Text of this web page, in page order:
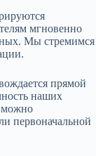
мгновенно
Мы стремимся
прямой
наших
можно
первоначальной